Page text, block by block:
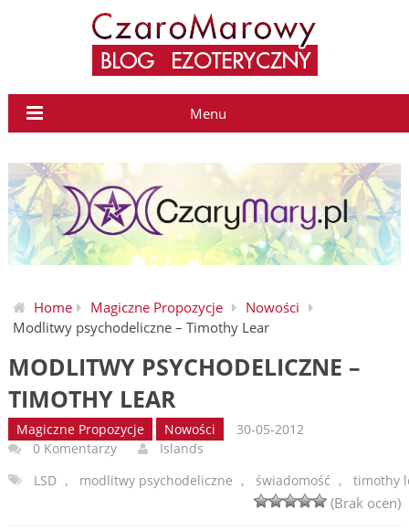
Menu
Home Magiczne Propozycje
Nowości
Modlitwy psychodeliczne – Timothy Lear
MODLITWY PSYCHODELICZNE –
TIMOTHY LEAR
Magiczne Propozycje Nowości
30-05-2012
0 Komentarzy
Islands
LSD , modlitwy psychodeliczne , świadomość , timothy
(Brak ocen)